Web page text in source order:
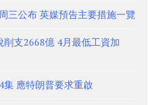
三公布 英媒預告主要措施一覽
削支2668億 4月最低工資加
集 應特朗普要求重啟